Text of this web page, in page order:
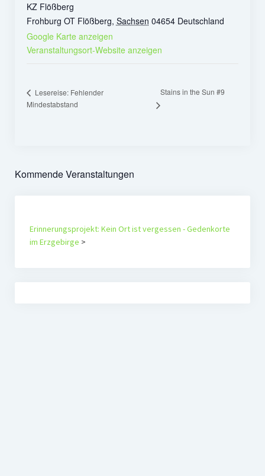
KZ Flößberg
Frohburg OT Flößberg, Sachsen 04654 Deutschland
Google Karte anzeigen
Veranstaltungsort-Website anzeigen
Lesereise: Fehlender
Mindestabstand
Stains in the Sun #9
Kommende Veranstaltungen
Erinnerungsprojekt: Kein Ort ist vergessen - Gedenkorte
im Erzgebirge >